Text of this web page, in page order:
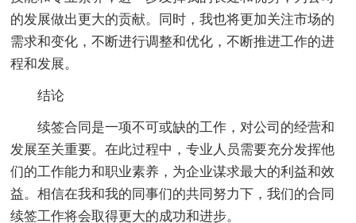
的发展做出更大的贡献。同时，我也将更加关注市场的
需求和变化，不断进行调整和优化，不断推进工作的进
程和发展。
结论
续签合同是一项不可或缺的工作，对公司的经营和
发展至关重要。在此过程中，专业人员需要充分发挥他
们的工作能力和职业素养，为企业谋求最大的利益和效
益。相信在我和我的同事们的共同努力下，我们的合同
续签工作将会取得更大的成功和进步。